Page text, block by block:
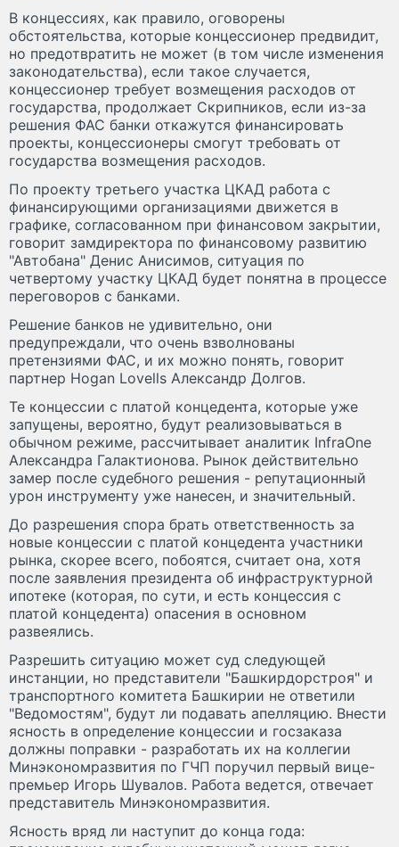
В концессиях, как правило, оговорены
обстоятельства, которые концессионер предвидит,
но предотвратить не может (в том числе изменения
законодательства), если такое случается,
концессионер требует возмещения расходов от
государства, продолжает Скрипников, если из-за
решения ФАС банки откажутся финансировать
проекты, концессионеры смогут требовать от
государства возмещения расходов.
По проекту третьего участка ЦКАД работа с
финансирующими организациями движется в
графике, согласованном при финансовом закрытии,
говорит замдиректора по финансовому развитию
"Автобана" Денис Анисимов, ситуация по
четвертому участку ЦКАД будет понятна в процессе
переговоров с банками.
Решение банков не удивительно, они
предупреждали, что очень взволнованы
претензиями ФАС, и их можно понять, говорит
партнер Hogan Lovells Александр Долгов.
Те концессии с платой концедента, которые уже
запущены, вероятно, будут реализовываться в
обычном режиме, рассчитывает аналитик InfraOne
Александра Галактионова. Рынок действительно
замер после судебного решения - репутационный
урон инструменту уже нанесен, и значительный.
До разрешения спора брать ответственность за
новые концессии с платой концедента участники
рынка, скорее всего, побоятся, считает она, хотя
после заявления президента об инфраструктурной
ипотеке (которая, по сути, и есть концессия с
платой концедента) опасения в основном
развеялись.
Разрешить ситуацию может суд следующей
инстанции, но представители "Башкирдорстроя" и
транспортного комитета Башкирии не ответили
"Ведомостям", будут ли подавать апелляцию. Внести
ясность в определение концессии и госзаказа
должны поправки - разработать их на коллегии
Минэкономразвития по ГЧП поручил первый вице-
премьер Игорь Шувалов. Работа ведется, отвечает
представитель Минэкономразвития.
Ясность вряд ли наступит до конца года: